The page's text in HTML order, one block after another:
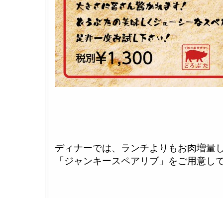
ディナーでは、ランチよりもお肉増量
「ジャンキースペアリブ」をご用意し